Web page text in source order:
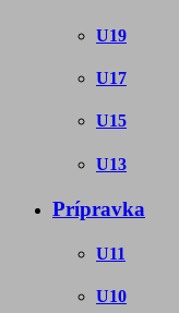
U19
U17
U15
U13
Prípravka
U11
U10